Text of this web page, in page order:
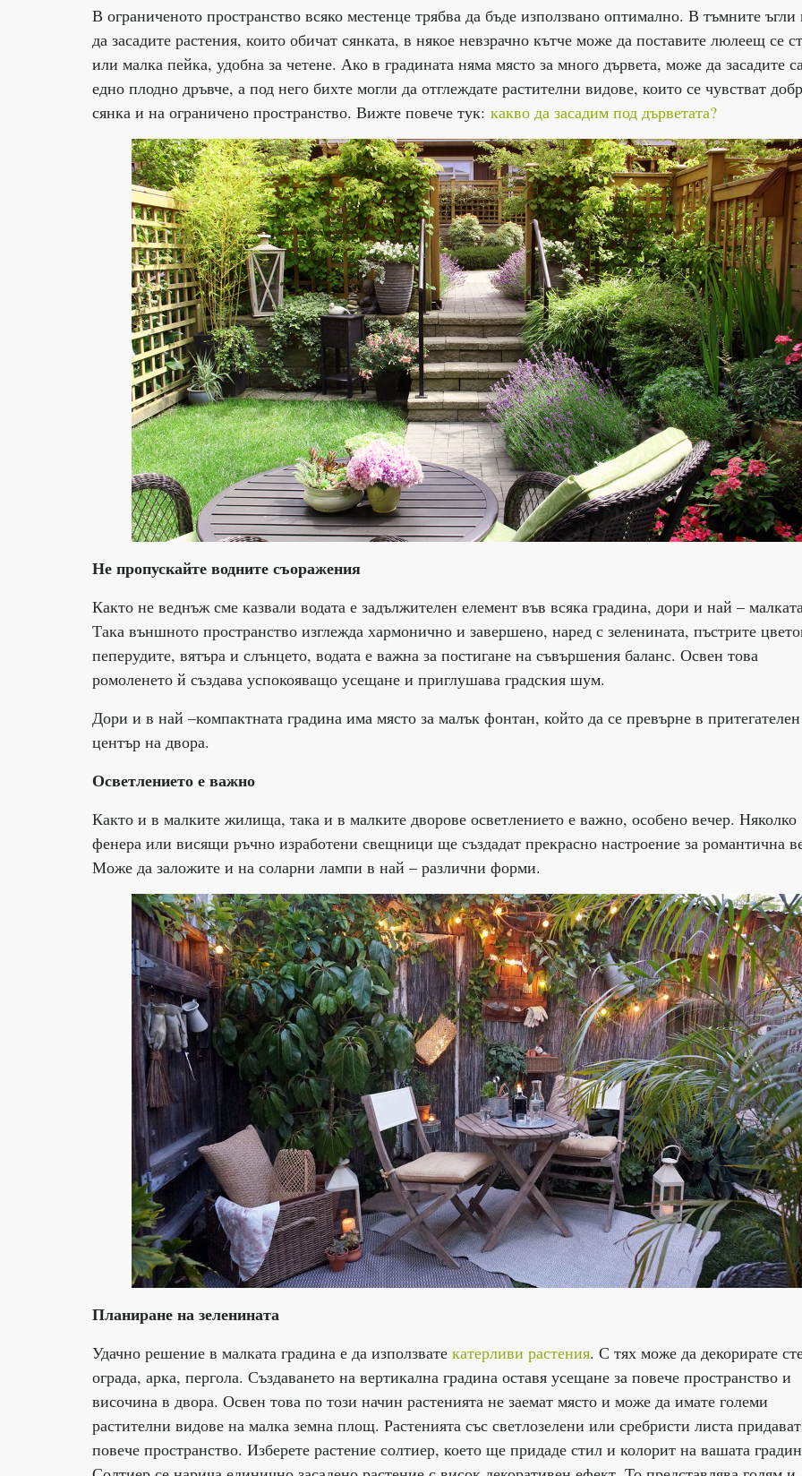
В ограниченото пространство всяко местенце трябва да бъде използвано оптимално. В тъмните
да засадите растения, които обичат сянката, в някое невзрачно кътче може да поставите люлеещ се
или малка пейка, удобна за четене. Ако в градината няма място за много дървета, може да засадите
едно плодно дръвче, а под него бихте могли да отглеждате растителни видове, които се чувстват
сянка и на ограничено пространство. Вижте повече тук: какво да засадим под дърветата?
Не пропускайте водните съоражения
Както не веднъж сме казвали водата е задължителен елемент във всяка градина, дори и най –
Така външното пространство изглежда хармонично и завершено, наред с зеленината, пъстрите
пеперудите, вятъра и слънцето, водата е важна за постигане на съвършения баланс. Освен това
ромоленето й създава успокояващо усещане и приглушава градския шум.
Дори и в най –компактната градина има място за малък фонтан, който да се превърне в притегателен
център на двора.
Осветлението е важно
Както и в малките жилища, така и в малките дворове осветлението е важно, особено вечер. Няколко
фенера или висящи ръчно изработени свещници ще създадат прекрасно настроение за романтична
Може да заложите и на соларни лампи в най – различни форми.
Планиране на зеленината
Удачно решение в малката градина е да използвате катерливи растения. С тях може да декорирате
ограда, арка, пергола. Създаването на вертикална градина оставя усещане за повече пространство и
височина в двора. Освен това по този начин растенията не заемат място и може да имате големи
растителни видове на малка земна площ. Растенията със светлозелени или сребристи листа придават
повече пространство. Изберете растение солтиер, което ще придаде стил и колорит на вашата